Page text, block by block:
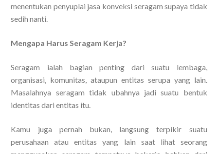
menentukan penyuplai jasa konveksi seragam supaya tidak
sedih nanti.
Mengapa Harus Seragam Kerja?
Seragam ialah bagian penting dari suatu lembaga,
organisasi, komunitas, ataupun entitas serupa yang lain.
Masalahnya seragam tidak ubahnya jadi suatu bentuk
identitas dari entitas itu.
Kamu juga pernah bukan, langsung terpikir suatu
perusahaan atau entitas yang lain saat lihat seorang